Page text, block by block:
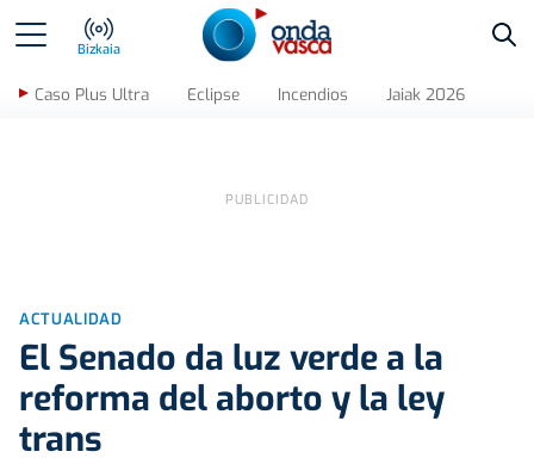
Bizkaia
Caso Plus Ultra Eclipse Incendios Jaiak 2026
ACTUALIDAD
El Senado da luz verde a la
reforma del aborto y la ley
trans